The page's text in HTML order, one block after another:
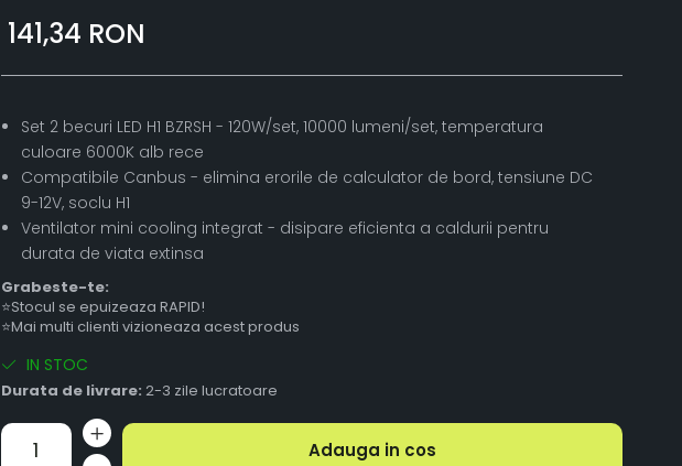
141,34 RON
Set 2 becuri LED H1 BZRSH - 120W/set, 10000 lumeni/set, temperatura
culoare 6000K alb rece
Compatibile Canbus - elimina erorile de calculator de bord, tensiune DC
9-12V, soclu H1
Ventilator mini cooling integrat - disipare eficienta a caldurii pentru
durata de viata extinsa
Grabeste-te:
⭐Stocul se epuizeaza RAPID!
⭐Mai multi clienti vizioneaza acest produs
IN STOC
Durata de livrare: 2-3 zile lucratoare
Adauga in cos